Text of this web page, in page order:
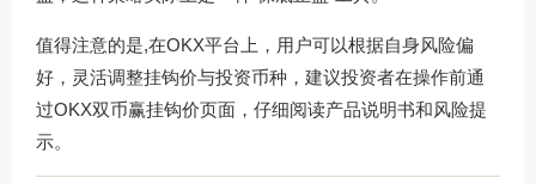
值得注意的是,在OKX平台上，用户可以根据自身风险偏
好，灵活调整挂钩价与投资币种，建议投资者在操作前通
过OKX双币赢挂钩价页面，仔细阅读产品说明书和风险提
示。